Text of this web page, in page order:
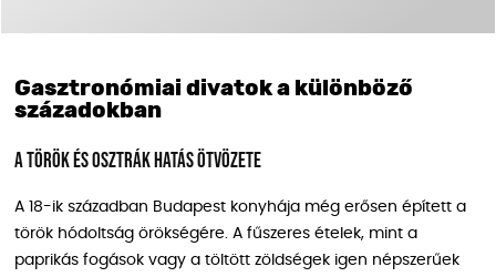
Gasztronómiai divatok a különböző
századokban
A török és osztrák hatás ötvözete
A 18-ik században Budapest konyhája még erősen épített a
török hódoltság örökségére. A fűszeres ételek, mint a
paprikás fogások vagy a töltött zöldségek igen népszerűek